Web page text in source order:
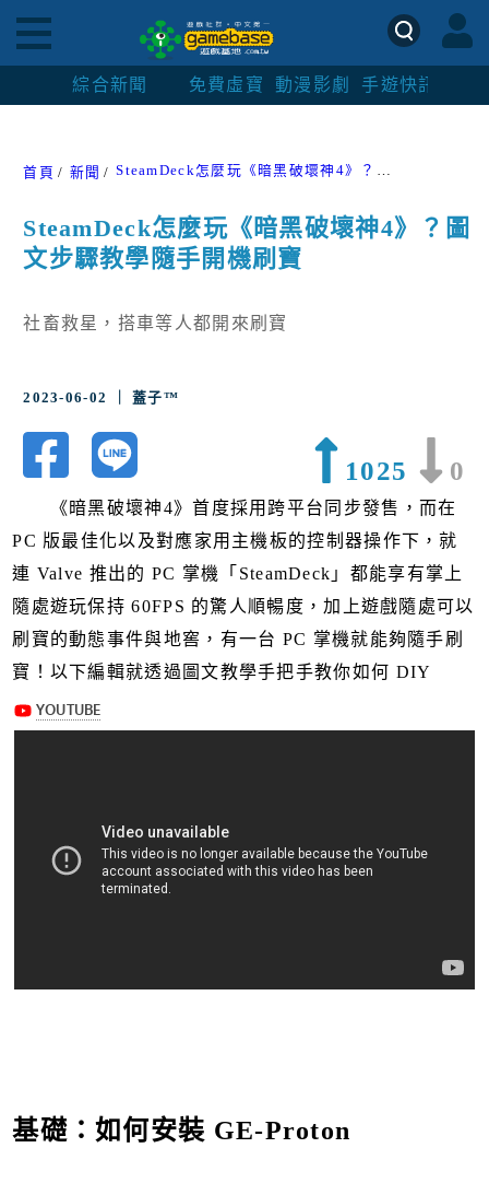
綜合新聞 免費虛寶 動漫影劇 手遊快訊
首頁 新聞 SteamDeck怎麼玩《暗黑破壞神4》？圖文步驟教學隨手開機刷寶
SteamDeck怎麼玩《暗黑破壞神4》？圖
文步驟教學隨手開機刷寶
社畜救星，搭車等人都開來刷寶
2023-06-02 ｜ 蓋子™
1025 0
《暗黑破壞神4》首度採用跨平台同步發售，而在
PC 版最佳化以及對應家用主機板的控制器操作下，就
連 Valve 推出的 PC 掌機「SteamDeck」都能享有掌上
隨處遊玩保持 60FPS 的驚人順暢度，加上遊戲隨處可以
刷寶的動態事件與地窖，有一台 PC 掌機就能夠隨手刷
寶！以下編輯就透過圖文教學手把手教你如何 DIY
基礎：如何安裝 GE-Proton